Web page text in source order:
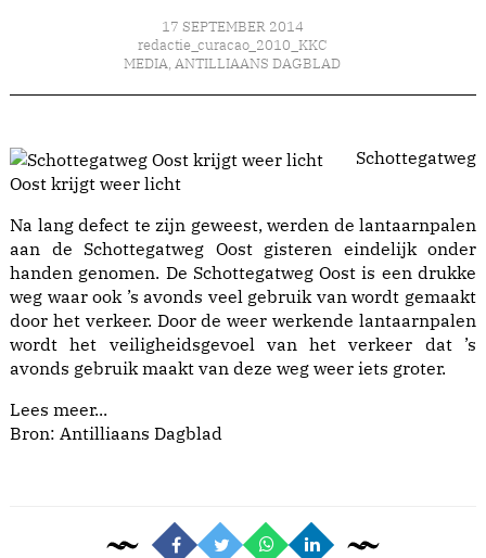
17 SEPTEMBER 2014
redactie_curacao_2010_KKC
MEDIA, ANTILLIAANS DAGBLAD
Schottegatweg
Oost krijgt weer licht
Na lang defect te zijn geweest, werden de lantaarnpalen
aan de Schottegatweg Oost gisteren eindelijk onder
handen genomen. De Schottegatweg Oost is een drukke
weg waar ook ’s avonds veel gebruik van wordt gemaakt
door het verkeer. Door de weer werkende lantaarnpalen
wordt het veiligheidsgevoel van het verkeer dat ’s
avonds gebruik maakt van deze weg weer iets groter.
Lees meer...
Bron: Antilliaans Dagblad